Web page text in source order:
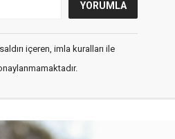
içeren, imla kuralları ile